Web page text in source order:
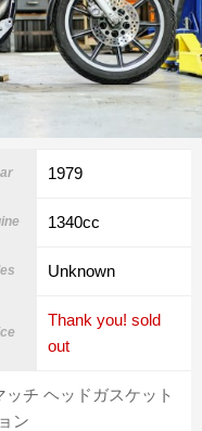
1979
1340cc
Unknown
Thank you! sold
out
チ ヘッドガスケット
ン